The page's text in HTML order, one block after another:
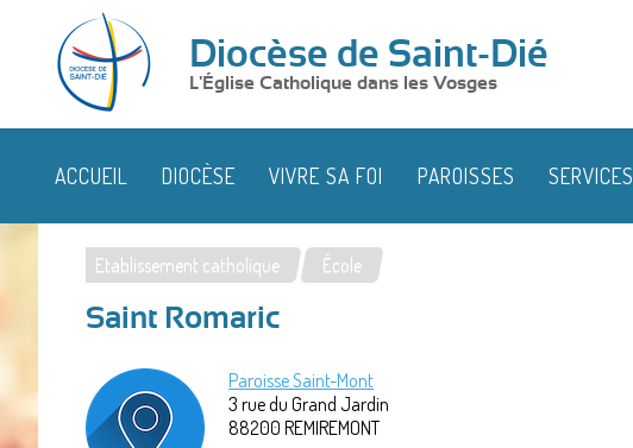
Diocèse de Saint-Dié
L'Église Catholique dans les Vosges
ACCUEIL DIOCÈSE VIVRE SA FOI PAROISSES SERVICES
Vous
êtes
ici
Etablissement catholique École
Saint Romaric
Paroisse Saint-Mont
3 rue du Grand Jardin
88200 REMIREMONT